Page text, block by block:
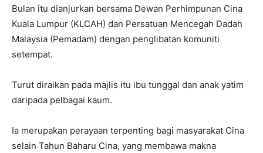
Bulan itu dianjurkan bersama Dewan Perhimpunan Cina
Kuala Lumpur (KLCAH) dan Persatuan Mencegah Dadah
Malaysia (Pemadam) dengan penglibatan komuniti
setempat.
Turut diraikan pada majlis itu ibu tunggal dan anak yatim
daripada pelbagai kaum.
Ia merupakan perayaan terpenting bagi masyarakat Cina
selain Tahun Baharu Cina, yang membawa makna